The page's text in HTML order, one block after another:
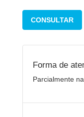
CONSULTAR
Forma de
Parcialmente